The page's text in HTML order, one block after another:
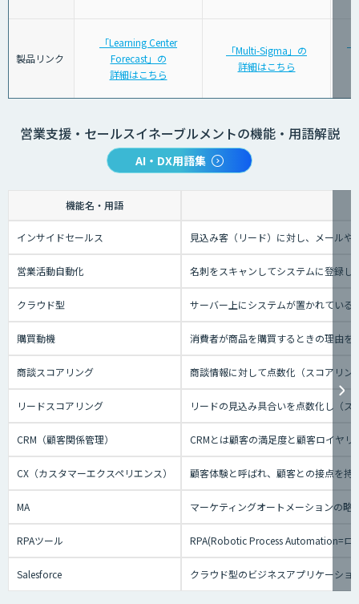
製品リンク
「Learning Center
Forecast」の
詳細はこちら
「Multi-Sigma」の
詳細はこちら
営業支援・セールスイネーブルメントの機能・用語解説
AI・DX用語集
機能名・用語
インサイドセールス 見込み客（リード）に対し、メール
営業活動自動化 名刺をスキャンしてシステムに登録
クラウド型 サーバー上にシステムが置かれてい
購買動機 消費者が商品を購買するときの理由を
商談スコアリング 商談情報に対して点数化（スコアリ
リードスコアリング リードの見込み具合いを点数化し（
CRM（顧客関係管理） CRMとは顧客の満足度と顧客ロイヤ
CX（カスタマーエクスペリエンス） 顧客体験と呼ばれ、顧客との接点を持
MA マーケティングオートメーションの略
RPAツール RPA(Robotic Process Automation=ロ
Salesforce クラウド型のビジネスアプリケーシ